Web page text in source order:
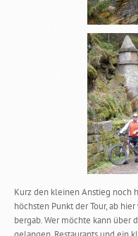
Kurz den kleinen Anstieg noch
höchsten Punkt der Tour, ab
bergab. Wer möchte kann über